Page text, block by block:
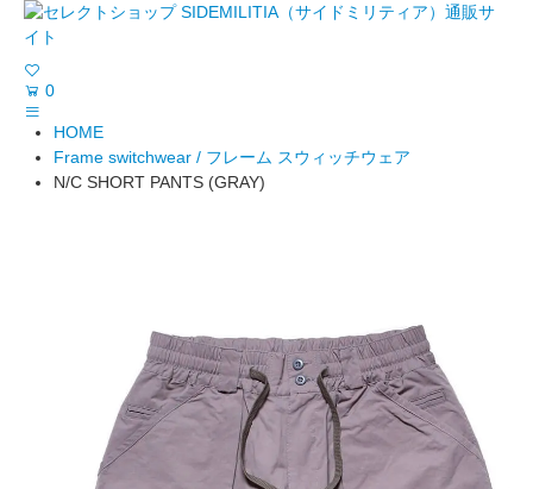
0
HOME
Frame switchwear / フレーム スウィッチウェア
N/C SHORT PANTS (GRAY)